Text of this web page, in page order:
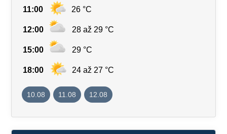
11:00 26 °C
12:00 28 až 29 °C
15:00 29 °C
18:00 24 až 27 °C
10.08 11.08 12.08